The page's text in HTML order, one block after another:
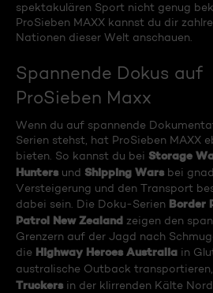
spektakulären Sport nicht genug
ProSieben MAXX kannst du dir
Nationen dieser Welt anschauen.
Spannende Dokus auf
ProSieben Maxx
Wenn du auf spannende
Serien stehst, hat ProSieben MAXX
bieten. So kannst du bei Storage
Huntersund Shipping Warsbei
Versteigerung und den Transport
dabei sein. Die Doku-Serien Border
Patrol New Zealand zeigen den
Grenzern auf der Jagd nach
die Highway Heroes Australia in
australische Outback
Truckersin der klirrenden Kälte